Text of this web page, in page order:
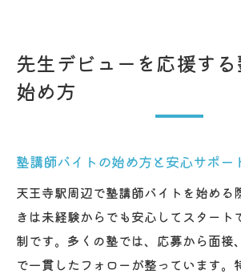
先生デビューを応援す
始め方
塾講師バイトの始め方と安心サポー
天王寺駅周辺で塾講師バイトを始める
きは未経験からでも安心してスタート
制です。多くの塾では、応募から面接
で一貫したフォローが整っています。